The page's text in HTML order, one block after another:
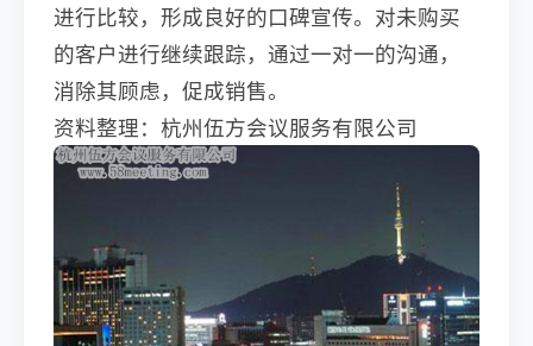
进行比较，形成良好的口碑宣传。对未购买
的客户进行继续跟踪，通过一对一的沟通，
消除其顾虑，促成销售。
资料整理：杭州伍方会议服务有限公司